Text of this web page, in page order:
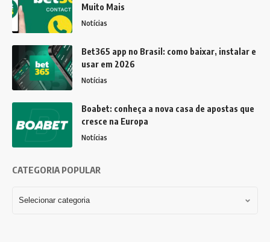
Muito Mais
Notícias
Bet365 app no Brasil: como baixar, instalar e
usar em 2026
Notícias
Boabet: conheça a nova casa de apostas que
cresce na Europa
Notícias
CATEGORIA POPULAR